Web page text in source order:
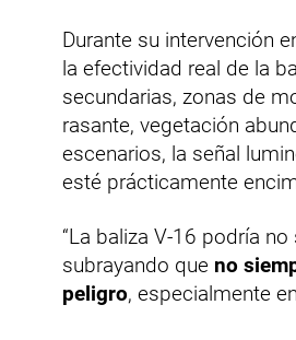
Durante su intervención
la efectividad real de la
secundarias, zonas de
rasante, vegetación
escenarios, la señal
esté prácticamente
“La baliza V-16 podría
subrayando que no
peligro, especialmente